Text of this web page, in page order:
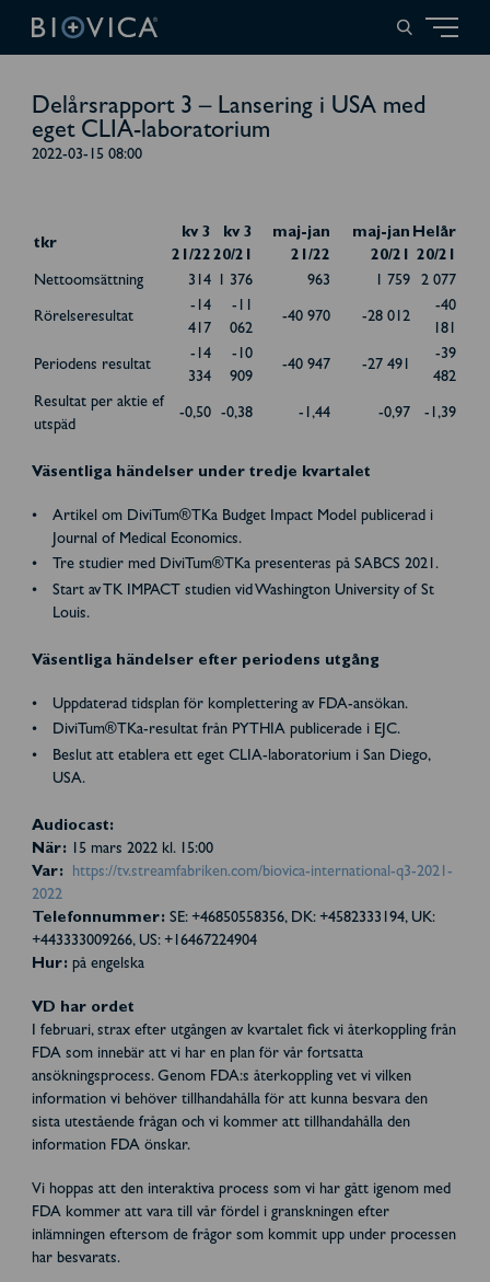
Delårsrapport 3 – Lansering i USA med
eget CLIA-laboratorium
2022-03-15 08:00
tkr
kv 3
21/22
kv 3
20/21
maj-jan
21/22
maj-jan
20/21
Helår
20/21
Nettoomsättning
314 1 376 963 1 759 2 077
Rörelseresultat
-14
417
-11
062
-40 970 -28 012
-40
181
Periodens resultat
-14
334
-10
909
-40 947 -27 491
-39
482
Resultat per aktie ef
utspäd
-0,50 -0,38 -1,44 -0,97 -1,39
Väsentliga händelser under tredje kvartalet
Artikel om DiviTum®TKa Budget Impact Model publicerad i
Journal of Medical Economics.
Tre studier med DiviTum®TKa presenteras på SABCS 2021.
Start av TK IMPACT studien vid Washington University of St
Louis.
Väsentliga händelser efter periodens utgång
Uppdaterad tidsplan för komplettering av FDA-ansökan.
DiviTum®TKa-resultat från PYTHIA publicerade i EJC.
Beslut att etablera ett eget CLIA-laboratorium i San Diego,
USA.
Audiocast:
När: 15 mars 2022 kl. 15:00
Var: https://tv.streamfabriken.com/biovica-international-q3-2021-
2022
Telefonnummer: SE: +46850558356, DK: +4582333194, UK:
+443333009266, US: +16467224904
Hur: på engelska
VD har ordet
I februari, strax efter utgången av kvartalet fick vi återkoppling från
FDA som innebär att vi har en plan för vår fortsatta
ansökningsprocess. Genom FDA:s återkoppling vet vi vilken
information vi behöver tillhandahålla för att kunna besvara den
sista utestående frågan och vi kommer att tillhandahålla den
information FDA önskar.
Vi hoppas att den interaktiva process som vi har gått igenom med
FDA kommer att vara till vår fördel i granskningen efter
inlämningen eftersom de frågor som kommit upp under processen
har besvarats.